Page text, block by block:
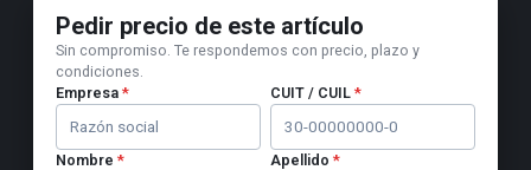
Pedir precio de este artículo
Sin compromiso. Te respondemos con precio, plazo y
condiciones.
Empresa * CUIT / CUIL *
Nombre * Apellido *